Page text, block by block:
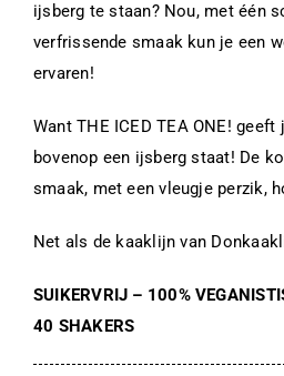
ijsberg te staan? Nou, met één
verfrissende smaak kun je een
ervaren!
Want THE ICED TEA ONE!
bovenop een ijsberg staat! De
smaak, met een vleugje perzik,
Net als de kaaklijn van
SUIKERVRIJ – 100%
40 SHAKERS